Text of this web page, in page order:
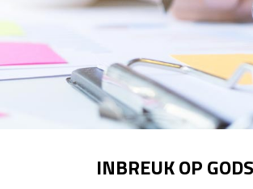
INBREUK OP